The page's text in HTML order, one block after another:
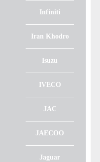
Infiniti
Iran Khodro
Isuzu
IVECO
JAC
JAECOO
Jaguar